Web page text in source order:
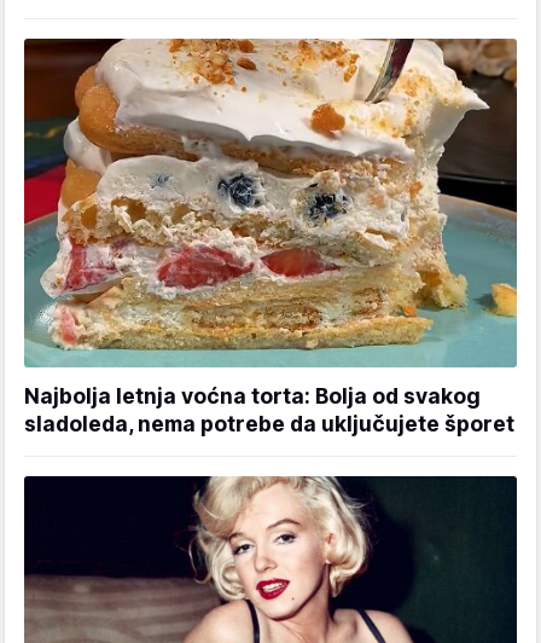
Najbolja letnja voćna torta: Bolja od svakog
sladoleda, nema potrebe da uključujete šporet